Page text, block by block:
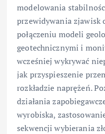
modelowania
przewidywania zjawisk
połączeniu modeli
geotechnicznymi i
wcześniej wykrywać
jak przyspieszenie
rozkładzie naprężeń.
działania
wyrobiska,
sekwencji wybierania